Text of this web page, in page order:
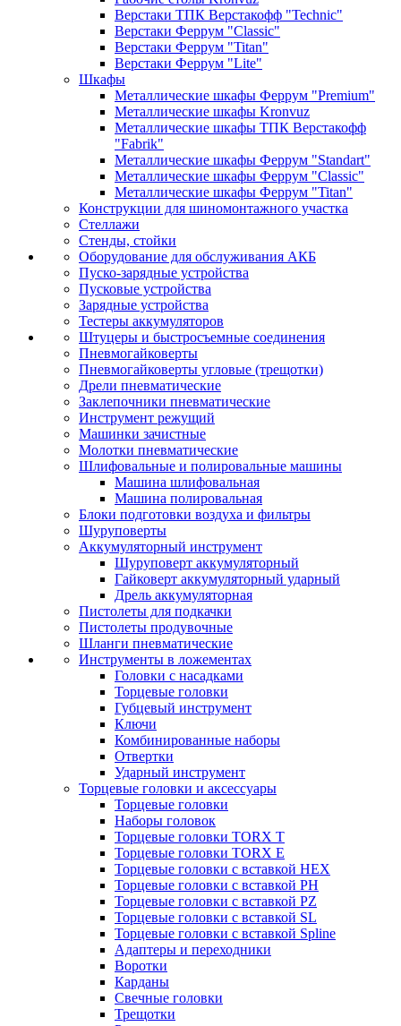
Верстаки ТПК Верстакофф "Technic"
Верстаки Феррум "Classic"
Верстаки Феррум "Titan"
Верстаки Феррум "Lite"
Шкафы
Металлические шкафы Феррум "Premium"
Металлические шкафы Kronvuz
Металлические шкафы ТПК Верстакофф
"Fabrik"
Металлические шкафы Феррум "Standart"
Металлические шкафы Феррум "Classic"
Металлические шкафы Феррум "Titan"
Конструкции для шиномонтажного участка
Стеллажи
Стенды, стойки
Оборудование для обслуживания АКБ
Пуско-зарядные устройства
Пусковые устройства
Зарядные устройства
Тестеры аккумуляторов
Штуцеры и быстросъемные соединения
Пневмогайковерты
Пневмогайковерты угловые (трещотки)
Дрели пневматические
Заклепочники пневматические
Инструмент режущий
Машинки зачистные
Молотки пневматические
Шлифовальные и полировальные машины
Машина шлифовальная
Машина полировальная
Блоки подготовки воздуха и фильтры
Шуруповерты
Аккумуляторный инструмент
Шуруповерт аккумуляторный
Гайковерт аккумуляторный ударный
Дрель аккумуляторная
Пистолеты для подкачки
Пистолеты продувочные
Шланги пневматические
Инструменты в ложементах
Головки с насадками
Торцевые головки
Губцевый инструмент
Ключи
Комбинированные наборы
Отвертки
Ударный инструмент
Торцевые головки и аксессуары
Торцевые головки
Наборы головок
Торцевые головки TORX T
Торцевые головки TORX Е
Торцевые головки с вставкой HEX
Торцевые головки с вставкой PH
Торцевые головки с вставкой PZ
Торцевые головки с вставкой SL
Торцевые головки с вставкой Spline
Адаптеры и переходники
Воротки
Карданы
Свечные головки
Трещотки